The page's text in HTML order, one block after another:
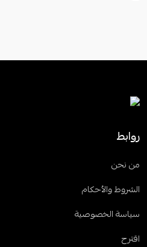
روابط
من نحن
الشروط والأحكام
سياسة الخصوصية
اقترح